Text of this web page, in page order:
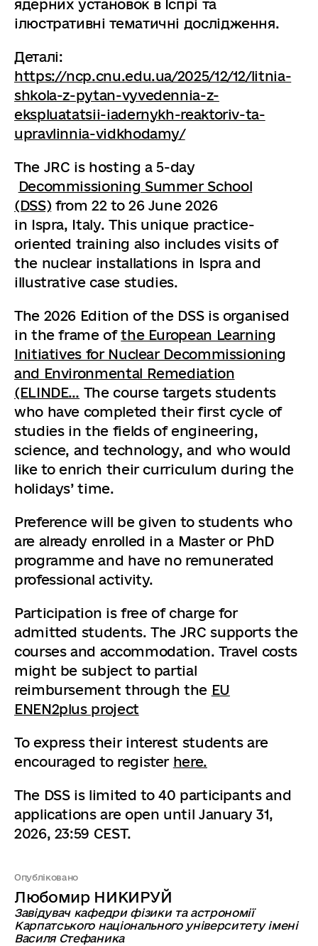
ядерних установок в Іспрі та
ілюстративні тематичні дослідження.
Деталі:
https://ncp.cnu.edu.ua/2025/12/12/litnia-
shkola-z-pytan-vyvedennia-z-
ekspluatatsii-iadernykh-reaktoriv-ta-
upravlinnia-vidkhodamy/
The JRC is hosting a 5-day
Decommissioning Summer School
(DSS) from 22 to 26 June 2026
in Ispra, Italy. This unique practice-
oriented training also includes visits of
the nuclear installations in Ispra and
illustrative case studies.
The 2026 Edition of the DSS is organised
in the frame ofthe European Learning
Initiatives for Nuclear Decommissioning
and Environmental Remediation
(ELINDE… The course targets students
who have completed their first cycle of
studies in the fields of engineering,
science, and technology, and who would
like to enrich their curriculum during the
holidays’ time.
Preference will be given to students who
are already enrolled in a Master or PhD
programme and have no remunerated
professional activity.
Participation is free of charge for
admitted students. The JRC supports the
courses and accommodation. Travel costs
might be subject to partial
reimbursement through the EU
ENEN2plus project
To express their interest students are
encouraged to register here.
The DSS is limited to 40 participants and
applications are open until January 31,
2026, 23:59 CEST.
Опубліковано
Любомир НИКИРУЙ
Завідувач кафедри фізики та астрономії
Карпатського національного університету імені
Василя Стефаника